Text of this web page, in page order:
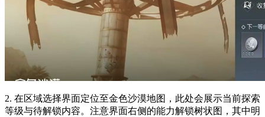
2. 在区域选择界面定位至金色沙漠地图，此处会展示当前探索
等级与待解锁内容。注意界面右侧的能力解锁树状图，其中明